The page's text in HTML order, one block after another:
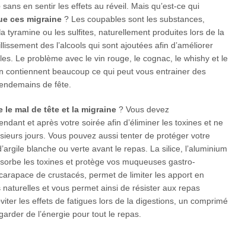
sans en sentir les effets au réveil. Mais qu’est-ce qui
ces migraine? Les coupables sont les substances,
tyramine ou les sulfites, naturellement produites lors de la
des l’alcools qui sont ajoutées afin d’améliorer
Le problème avec le vin rouge, le cognac, le whishy et le
contiennent beaucoup ce qui peut vous entrainer des
de fête.
le mal de tête et la migraine ? Vous devez
et après votre soirée afin d’éliminer les toxines et ne
jours. Vous pouvez aussi tenter de protéger votre
blanche ou verte avant le repas. La silice, l’aluminium
les toxines et protège vos muqueuses gastro-
de crustacés, permet de limiter les apport en
et vous permet ainsi de résister aux repas
les effets de fatigues lors de la digestions, un comprimé
de l’énergie pour tout le repas.